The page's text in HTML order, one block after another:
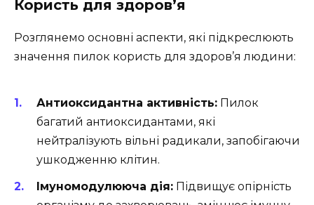
Користь для здоров’я
Розглянемо основні аспекти, які підкреслюють
значення пилок користь для здоров’я людини:
Антиоксидантна активність: Пилок
багатий антиоксидантами, які
нейтралізують вільні радикали, запобігаючи
ушкодженню клітин.
Імуномодулююча дія: Підвищує опірність